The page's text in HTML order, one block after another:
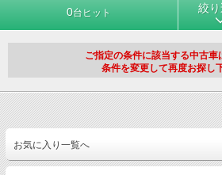
0台ヒット 絞
ご指定の条件に該当する中古車
条件を変更して再度お探し
お気に入り一覧へ